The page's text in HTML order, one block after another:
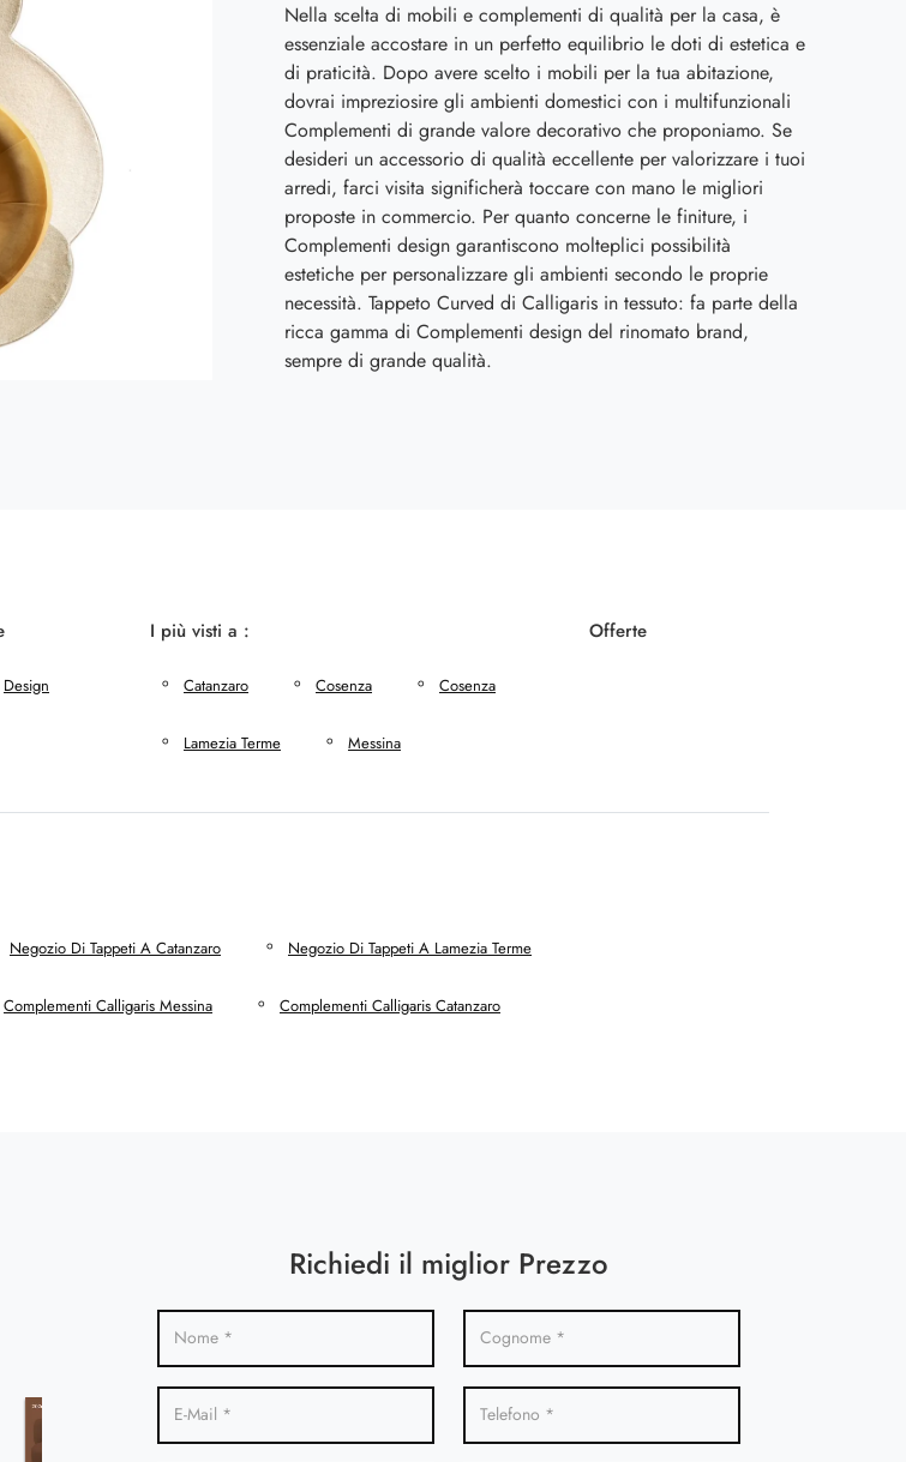
Nella scelta di mobili e complementi di qualità per la casa, è
essenziale accostare in un perfetto equilibrio le doti di estetica e
di praticità. Dopo avere scelto i mobili per la tua abitazione,
dovrai impreziosire gli ambienti domestici con i multifunzionali
Complementi di grande valore decorativo che proponiamo. Se
desideri un accessorio di qualità eccellente per valorizzare i tuoi
arredi, farci visita significherà toccare con mano le migliori
proposte in commercio. Per quanto concerne le finiture, i
Complementi design garantiscono molteplici possibilità
estetiche per personalizzare gli ambienti secondo le proprie
necessità. Tappeto Curved di Calligaris in tessuto: fa parte della
ricca gamma di Complementi design del rinomato brand,
sempre di grande qualità.
Design
I più visti a :
Catanzaro Cosenza Cosenza
Lamezia Terme Messina
Offerte
Negozio Di Tappeti A Catanzaro Negozio Di Tappeti A Lamezia Terme
Complementi Calligaris Messina Complementi Calligaris Catanzaro
Richiedi il miglior Prezzo